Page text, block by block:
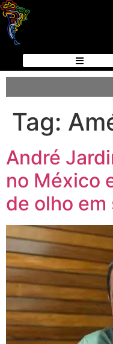
Tag:
André
no México
de olho